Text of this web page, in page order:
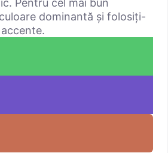
Pentru cel mai bun
dominantă și folosiți-